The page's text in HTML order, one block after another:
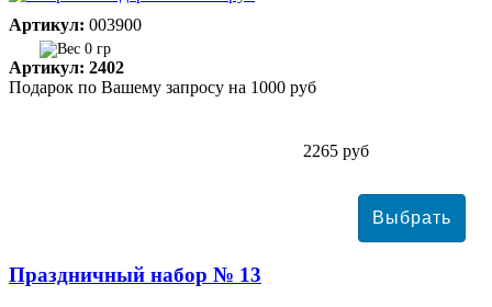
Артикул: 003900
0 гр
Артикул: 2402
Подарок по Вашему запросу на 1000 руб
2265 руб
Праздничный набор № 13